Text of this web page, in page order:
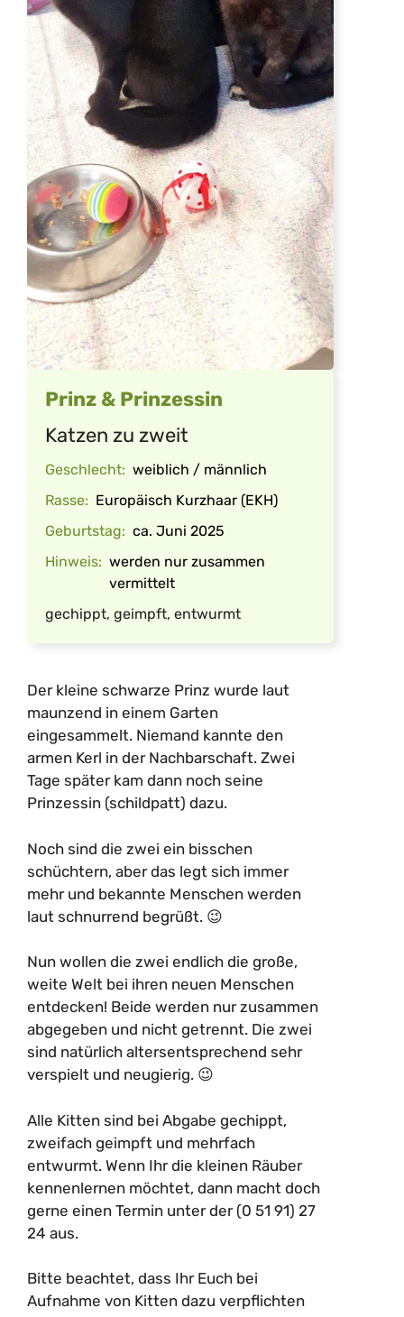
Prinz & Prinzessin
Katzen zu zweit
Geschlecht: weiblich / männlich
Rasse: Europäisch Kurzhaar (EKH)
Geburtstag: ca. Juni 2025
Hinweis: werden nur zusammen
vermittelt
gechippt, geimpft, entwurmt
Der kleine schwarze Prinz wurde laut
maunzend in einem Garten
eingesammelt. Niemand kannte den
armen Kerl in der Nachbarschaft. Zwei
Tage später kam dann noch seine
Prinzessin (schildpatt) dazu.
Noch sind die zwei ein bisschen
schüchtern, aber das legt sich immer
mehr und bekannte Menschen werden
laut schnurrend begrüßt. 😉
Nun wollen die zwei endlich die große,
weite Welt bei ihren neuen Menschen
entdecken! Beide werden nur zusammen
abgegeben und nicht getrennt. Die zwei
sind natürlich altersentsprechend sehr
verspielt und neugierig. 😉
Alle Kitten sind bei Abgabe gechippt,
zweifach geimpft und mehrfach
entwurmt. Wenn Ihr die kleinen Räuber
kennenlernen möchtet, dann macht doch
gerne einen Termin unter der (0 51 91) 27
24 aus.
Bitte beachtet, dass Ihr Euch bei
Aufnahme von Kitten dazu verpflichten